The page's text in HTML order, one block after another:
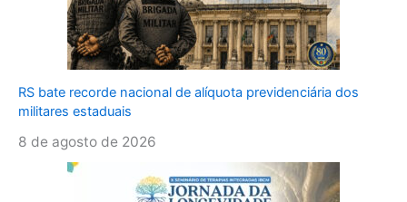
RS bate recorde nacional de alíquota previdenciária dos
militares estaduais
8 de agosto de 2026